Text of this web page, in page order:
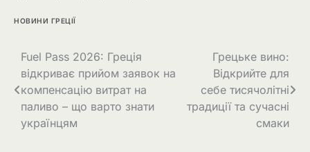
НОВИНИ ГРЕЦІЇ
Fuel Pass 2026: Греція
відкриває прийом заявок на
компенсацію витрат на
паливо – що варто знати
українцям
Грецьке вино:
Відкрийте для
себе тисячолітні
традиції та сучасні
смаки